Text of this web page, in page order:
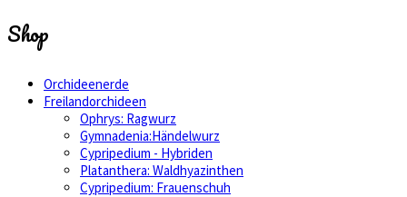
Shop
Orchideenerde
Freilandorchideen
Ophrys: Ragwurz
Gymnadenia:Händelwurz
Cypripedium - Hybriden
Platanthera: Waldhyazinthen
Cypripedium: Frauenschuh